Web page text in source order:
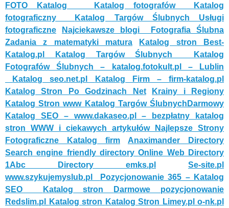
FOTO Katalog Katalog fotografów
Katalog
fotograficzny
Katalog Targów Ślubnych Usługi
fotograficzne
Najciekawsze blogi
Fotografia Ślubna
Zadania z matematyki matura
Katalog stron Best-
Katalog.pl
Katalog Targów Ślubnych
Katalog
Fotografów Ślubnych – katalog.fotokult.pl – Lublin
Katalog seo.net.pl
Katalog Firm – firm-katalog.pl
Katalog Stron Po Godzinach Net
Krainy i Regiony
Katalog Stron www Katalog Targów Ślubnych Darmowy
Katalog SEO – www.dakaseo.pl – bezpłatny katalog
stron WWW i ciekawych artykułów
Najlepsze Strony
Fotograficzne
Katalog firm
Anaximander Directory
Search engine friendly directoryOnline Web Directory
1Abc Directory emks.pl
Se-site.pl
www.szykujemyslub.pl
Pozycjonowanie 365 – Katalog
SEO
Katalog stron
Darmowe pozycjonowanie
Redslim.pl
Katalog stron Katalog Stron Limey.pl o-nk.pl